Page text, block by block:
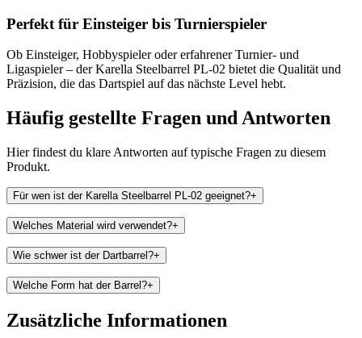
Perfekt für Einsteiger bis Turnierspieler
Ob Einsteiger, Hobbyspieler oder erfahrener Turnier- und
Ligaspieler – der Karella Steelbarrel PL-02 bietet die Qualität und
Präzision, die das Dartspiel auf das nächste Level hebt.
Häufig gestellte Fragen undAntworten
Hier findest du klare Antworten auf typische Fragen zu diesem
Produkt.
Für wen ist der Karella Steelbarrel PL-02 geeignet?+
Welches Material wird verwendet?+
Wie schwer ist der Dartbarrel?+
Welche Form hat der Barrel?+
Zusätzliche Informationen